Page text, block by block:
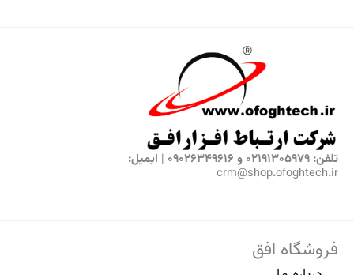
تلفن: 02191305979 و 09026349616 | ایمیل:
crm@shop.ofoghtech.ir
فروشگاه افق